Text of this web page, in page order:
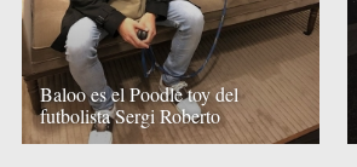
Baloo es el Poodle toy del
futbolista Sergi Roberto